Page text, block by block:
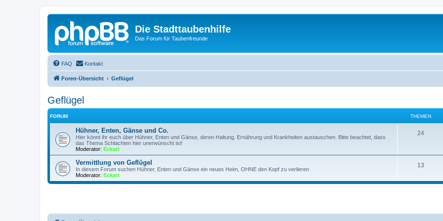
Die Stadttaubenhilfe
Das Forum für Taubenfreunde
FAQ Kontakt
Foren-Übersicht Geflügel
Geflügel
FORUM THEMEN
Hühner, Enten, Gänse und Co.
Hier könnt ihr euch über Hühner, Enten und Gänse, deren Haltung, Ernährung und Krankheiten austauschen. Bitte beachtet, dass
das Thema Schlachten hier unerwünscht ist!
Moderator: Eckart
24
Vermittlung von Geflügel
In diesem Forum suchen Hühner, Enten und Gänse ein neues Heim, OHNE den Kopf zu verlieren
Moderator: Eckart
13